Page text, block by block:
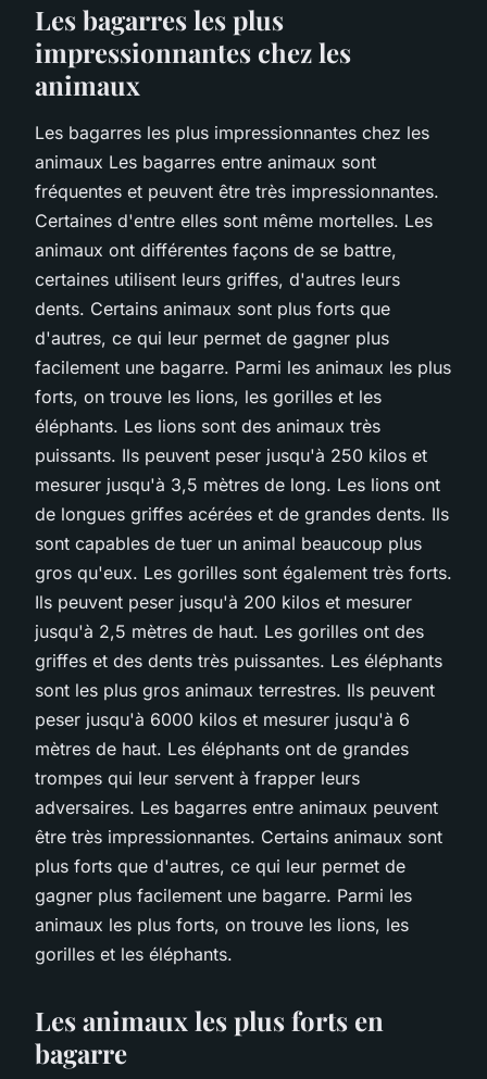
Les bagarres les plus
impressionnantes chez les
animaux
Les bagarres les plus impressionnantes chez les
animaux Les bagarres entre animaux sont
fréquentes et peuvent être très impressionnantes.
Certaines d'entre elles sont même mortelles. Les
animaux ont différentes façons de se battre,
certaines utilisent leurs griffes, d'autres leurs
dents. Certains animaux sont plus forts que
d'autres, ce qui leur permet de gagner plus
facilement une bagarre. Parmi les animaux les plus
forts, on trouve les lions, les gorilles et les
éléphants. Les lions sont des animaux très
puissants. Ils peuvent peser jusqu'à 250 kilos et
mesurer jusqu'à 3,5 mètres de long. Les lions ont
de longues griffes acérées et de grandes dents. Ils
sont capables de tuer un animal beaucoup plus
gros qu'eux. Les gorilles sont également très forts.
Ils peuvent peser jusqu'à 200 kilos et mesurer
jusqu'à 2,5 mètres de haut. Les gorilles ont des
griffes et des dents très puissantes. Les éléphants
sont les plus gros animaux terrestres. Ils peuvent
peser jusqu'à 6000 kilos et mesurer jusqu'à 6
mètres de haut. Les éléphants ont de grandes
trompes qui leur servent à frapper leurs
adversaires. Les bagarres entre animaux peuvent
être très impressionnantes. Certains animaux sont
plus forts que d'autres, ce qui leur permet de
gagner plus facilement une bagarre. Parmi les
animaux les plus forts, on trouve les lions, les
gorilles et les éléphants.
Les animaux les plus forts en
bagarre